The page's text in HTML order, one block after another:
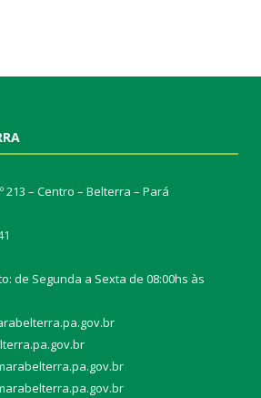
213 – Centro – Belterra – Pará
de Segunda a Sexta de 08:00hs às
r